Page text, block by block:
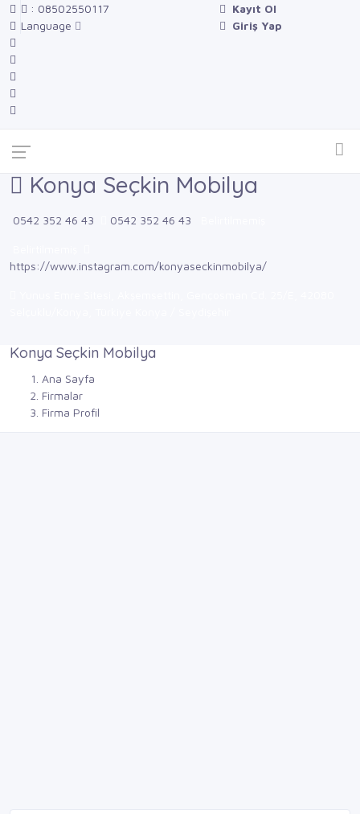
: 08502550117
Language
Kayıt Ol
Giriş Yap
Konya Seçkin Mobilya
0542 352 46 43 0542 352 46 43
https://www.instagram.com/konyaseckinmobilya/
Konya Seçkin Mobilya
Ana Sayfa
Firmalar
Firma Profil